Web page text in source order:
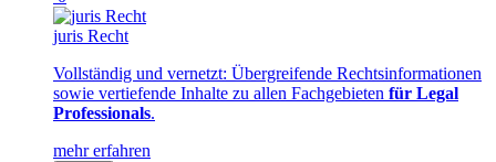
juris Recht
Vollständig und vernetzt: Übergreifende Rechtsinformationen
sowie vertiefende Inhalte zu allen Fachgebieten für Legal
Professionals.
mehr erfahren